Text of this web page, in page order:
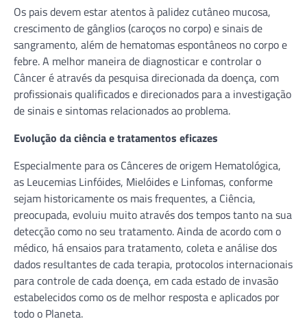
Os pais devem estar atentos à palidez cutâneo mucosa,
crescimento de gânglios (caroços no corpo) e sinais de
sangramento, além de hematomas espontâneos no corpo e
febre. A melhor maneira de diagnosticar e controlar o
Câncer é através da pesquisa direcionada da doença, com
profissionais qualificados e direcionados para a investigação
de sinais e sintomas relacionados ao problema.
Evolução da ciência e tratamentos eficazes
Especialmente para os Cânceres de origem Hematológica,
as Leucemias Linfóides, Mielóides e Linfomas, conforme
sejam historicamente os mais frequentes, a Ciência,
preocupada, evoluiu muito através dos tempos tanto na sua
detecção como no seu tratamento. Ainda de acordo com o
médico, há ensaios para tratamento, coleta e análise dos
dados resultantes de cada terapia, protocolos internacionais
para controle de cada doença, em cada estado de invasão
estabelecidos como os de melhor resposta e aplicados por
todo o Planeta.